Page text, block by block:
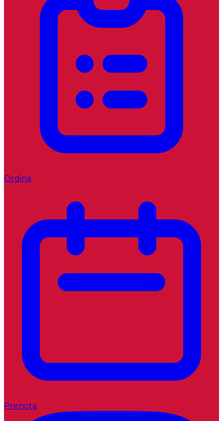
Ordina
Prenota